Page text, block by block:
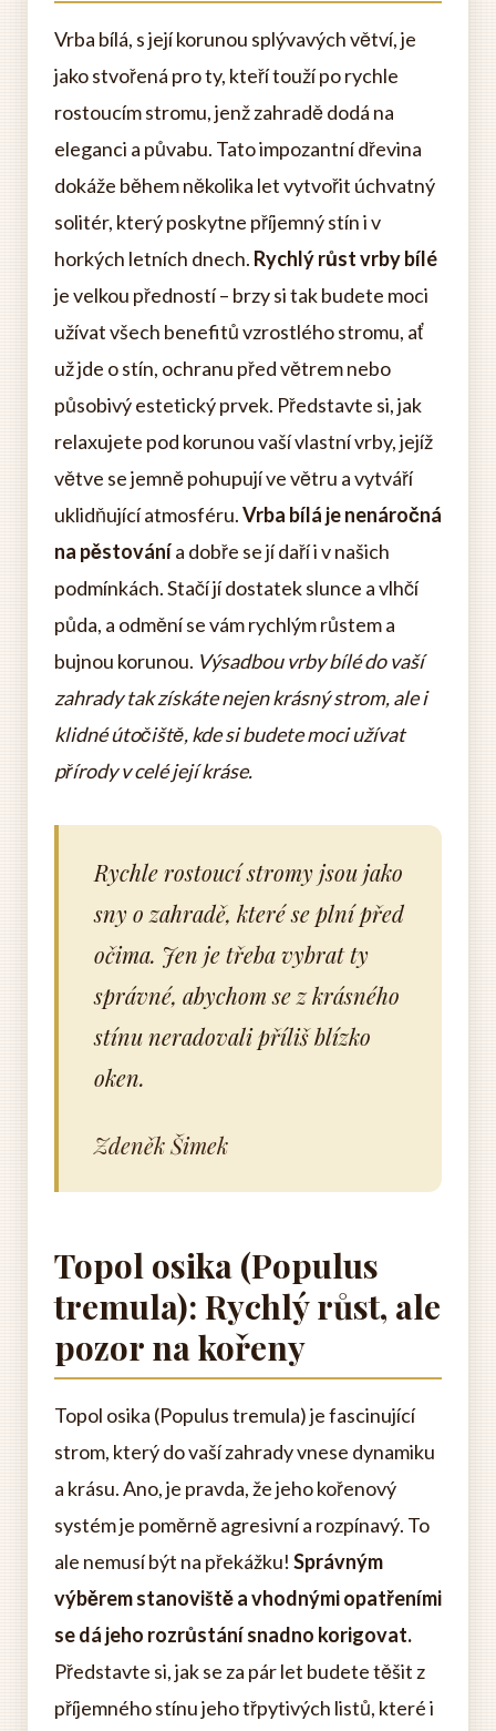
Vrba bílá, s její korunou splývavých větví, je
jako stvořená pro ty, kteří touží po rychle
rostoucím stromu, jenž zahradě dodá na
eleganci a půvabu. Tato impozantní dřevina
dokáže během několika let vytvořit úchvatný
solitér, který poskytne příjemný stín i v
horkých letních dnech. Rychlý růst vrby bílé
je velkou předností – brzy si tak budete moci
užívat všech benefitů vzrostlého stromu, ať
už jde o stín, ochranu před větrem nebo
působivý estetický prvek. Představte si, jak
relaxujete pod korunou vaší vlastní vrby, jejíž
větve se jemně pohupují ve větru a vytváří
uklidňující atmosféru.Vrba bílá je nenáročná
na pěstovánía dobře se jí daří i v našich
podmínkách. Stačí jí dostatek slunce a vlhčí
půda, a odmění se vám rychlým růstem a
bujnou korunou. Výsadbou vrby bílé do vaší
zahrady tak získáte nejen krásný strom, ale i
klidné útočiště, kde si budete moci užívat
přírody v celé její kráse.
Rychle rostoucí stromy jsou jako
sny o zahradě, které se plní před
očima. Jen je třeba vybrat ty
správné, abychom se z krásného
stínu neradovali příliš blízko
oken.
Zdeněk Šimek
Topol osika (Populus
tremula): Rychlý růst, ale
pozor na kořeny
Topol osika (Populus tremula) je fascinující
strom, který do vaší zahrady vnese dynamiku
a krásu. Ano, je pravda, že jeho kořenový
systém je poměrně agresivní a rozpínavý. To
ale nemusí být na překážku! Správným
výběrem stanoviště a vhodnými opatřeními
se dá jeho rozrůstání snadno korigovat.
Představte si, jak se za pár let budete těšit z
příjemného stínu jeho třpytivých listů, které i